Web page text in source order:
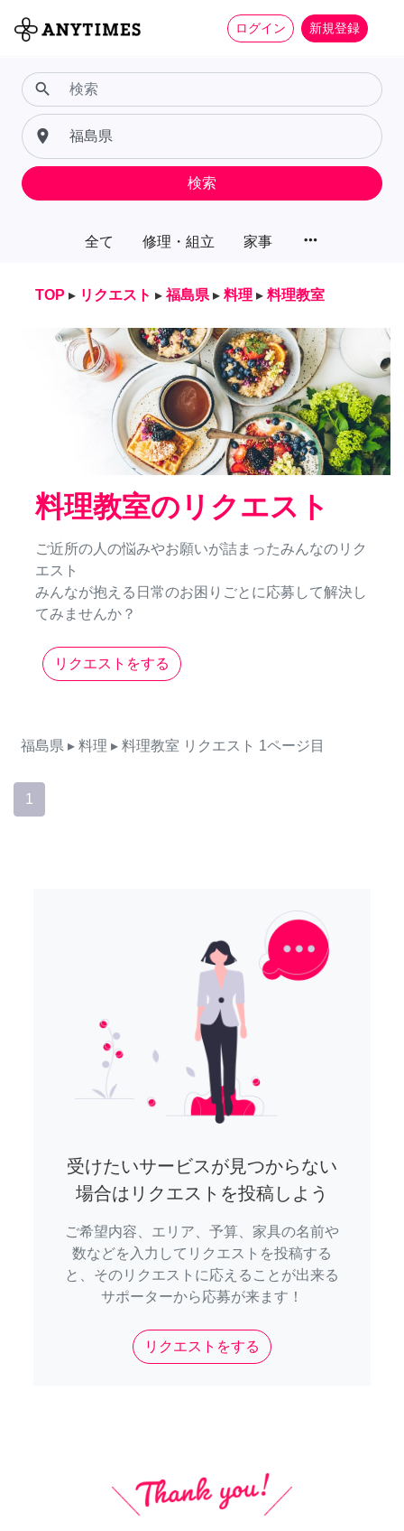
ログイン 新規登録
全て 修理・組立 家事 more_horiz
search
place
検索
TOP ▸ リクエスト ▸ 福島県 ▸ 料理 ▸ 料理教室
料理教室のリクエスト
ご近所の人の悩みやお願いが詰まったみんなのリク
エスト
みんなが抱える日常のお困りごとに応募して解決し
てみませんか？
リクエストをする
福島県 ▸ 料理 ▸ 料理教室 リクエスト 1ページ目
1
受けたいサービスが見つからない
場合はリクエストを投稿しよう
ご希望内容、エリア、予算、家具の名前や
数などを入力してリクエストを投稿する
と、そのリクエストに応えることが出来る
サポーターから応募が来ます！
リクエストをする